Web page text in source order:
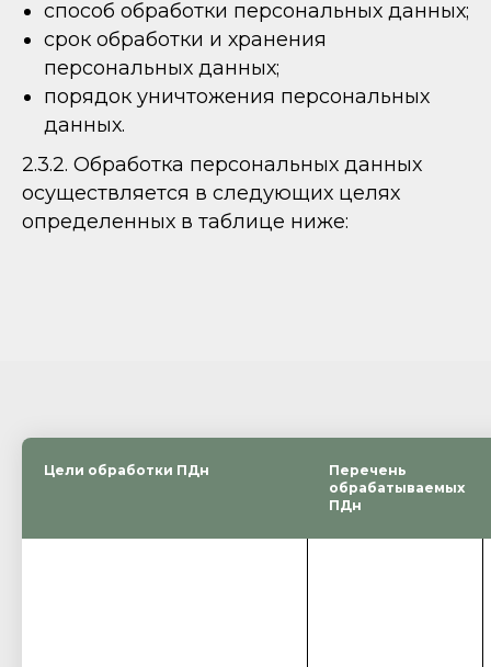
способ обработки персональных данных;
срок обработки и хранения
персональных данных;
порядок уничтожения персональных
данных.
2.3.2. Обработка персональных данных
осуществляется в следующих целях
определенных в таблице ниже:
Цели обработки ПДн
Перечень
обрабатываемых
ПДн